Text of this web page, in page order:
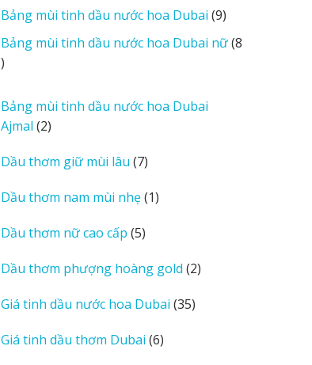
v
e
phẩm
Bảng mùi tinh dầu nước hoa Dubai 99
sản
phẩm
Bảng mùi tinh dầu nước hoa Dubai nữ 8
8
phẩm
Bảng mùi tinh dầu nước hoa Dubai
Ajmal 22
phẩm
Dầu thơm giữ mùi lâu 77
phẩm
Dầu thơm nam mùi nhẹ 11
Dầu thơm nữ cao cấp 55
phẩm
Dầu thơm phượng hoàng gold 22
Giá tinh dầu nước hoa Dubai 3535
Giá tinh dầu thơm Dubai 66